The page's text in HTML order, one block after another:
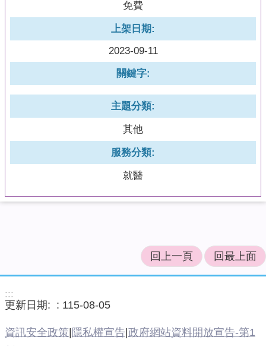
免費
上架日期:
2023-09-11
關鍵字:
主題分類:
其他
服務分類:
就醫
回上一頁 回最上面
:::
更新日期: 115-08-05
資訊安全政策|隱私權宣告|政府網站資料開放宣告-第1